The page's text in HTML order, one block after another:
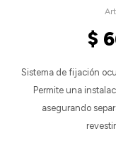
$
Sistema de fijación
Permite una
asegurando